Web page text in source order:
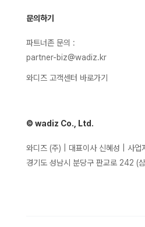
문의하기
파트너존 문의 :
partner-biz@wadiz.kr
와디즈 고객센터 바로가기
© wadiz Co., Ltd.
와디즈 (주) | 대표이사 신혜성 | 사
경기도 성남시 분당구 판교로 242 (